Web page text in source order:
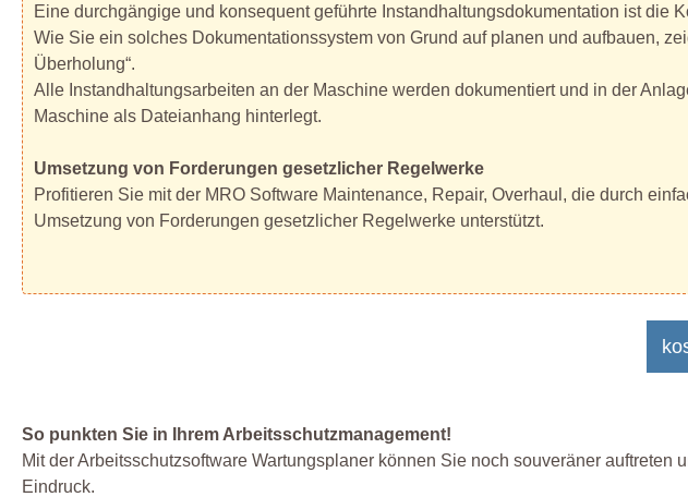
Eine durchgängige und konsequent geführte Instandhaltungsdokumentation ist die
Wie Sie ein solches Dokumentationssystem von Grund auf planen und aufbauen,
Überholung“.
Alle Instandhaltungsarbeiten an der Maschine werden dokumentiert und in der
Maschine als Dateianhang hinterlegt.
Umsetzung von Forderungen gesetzlicher Regelwerke
Profitieren Sie mit der MRO Software Maintenance, Repair, Overhaul, die durch
Umsetzung von Forderungen gesetzlicher Regelwerke unterstützt.
So punkten Sie in Ihrem Arbeitsschutzmanagement!
Mit der Arbeitsschutzsoftware Wartungsplaner können Sie noch souveräner
Eindruck.